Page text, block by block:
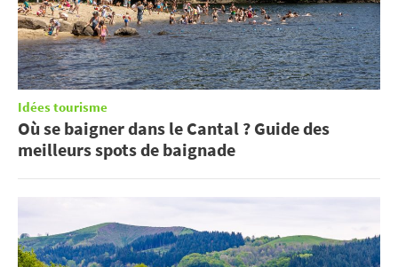
Idées tourisme
Où se baigner dans le Cantal ? Guide des
meilleurs spots de baignade